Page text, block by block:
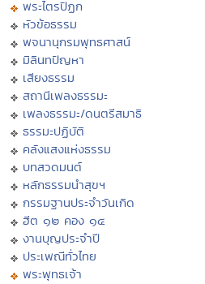
พระไตรปิฏก
หัวข้อธรรม
พจนานุกรมพุทธศาสน์
มิลินทปัญหา
เสียงธรรม
สถานีเพลงธรรมะ
เพลงธรรมะ/ดนตรีสมาธิ
ธรรมะปฏิบัติ
คลังแสงแห่งธรรม
บทสวดมนต์
หลักธรรมนำสุขฯ
กรรมฐานประจำวันเกิด
ฮีต ๑๒ คอง ๑๔
งานบุญประจำปี
ประเพณีทั่วไทย
พระพุทธเจ้า